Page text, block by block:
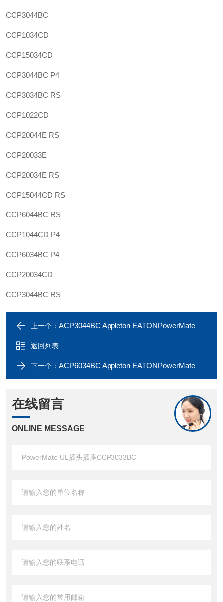
CCP3044BC
CCP1034CD
CCP15034CD
CCP3044BC P4
CCP3034BC RS
CCP1022CD
CCP20044E RS
CCP20033E
CCP20034E RS
CCP15044CD RS
CCP6044BC RS
CCP1044CD P4
CCP6034BC P4
CCP20034CD
CCP3044BC RS
上一个： ACP3044BC Appleton EATONPowerMate UL插头插座CCP3044BC
返回列表
下一个： ACP6034BC Appleton EATONPowerMate UL插头插座CCP6034BC
在线留言
ONLINE MESSAGE